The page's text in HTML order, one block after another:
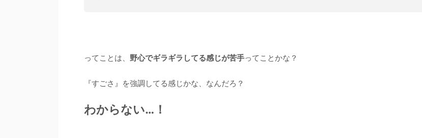
ってことは、 野心でギラギラしてる感じが苦手ってことかな？
『すごさ』を強調してる感じかな、なんだろ？
わからない…！